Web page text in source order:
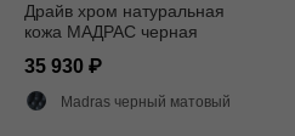
Драйв хром натуральная
кожа МАДРАС черная
35 930
Madras черный матовый